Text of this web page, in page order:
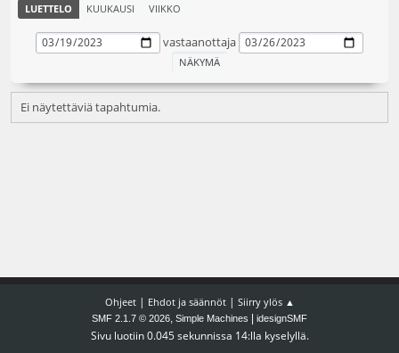
LUETTELO KUUKAUSI VIIKKO
vastaanottaja
Ei näytettäviä tapahtumia.
Ohjeet| Ehdot ja säännöt| Siirry ylös ▲
SMF 2.1.7 © 2026, Simple Machines idesignSMF
Sivu luotiin 0.045 sekunnissa 14:lla kyselyllä.